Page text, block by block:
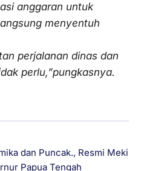
anggaran untuk
menyentuh
perjalanan dinas dan
perlu,”pungkasnya.
dan Puncak., Resmi Meki
Papua Tengah